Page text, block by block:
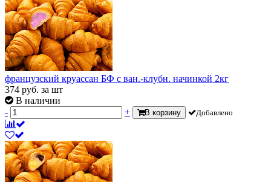
французский круассан БФ с ван.-клубн. начинкой 2кг
374 руб. за шт
В наличии
-
+ В корзину Добавлено